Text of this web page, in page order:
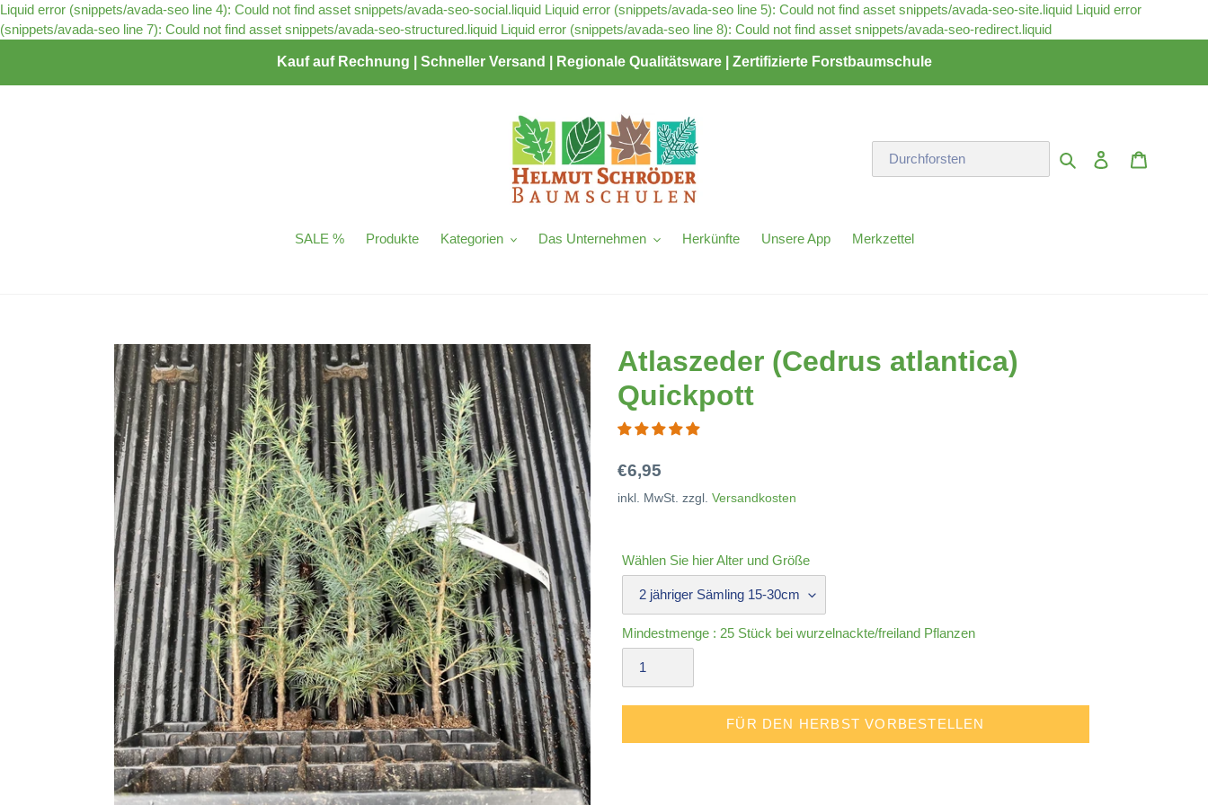
Liquid error (snippets/avada-seo line 4): Could not find asset snippets/avada-seo-social.liquid Liquid error (snippets/avada-seo line 5): Could not find asset snippets/avada-seo-site.liquid Liquid error
(snippets/avada-seo line 7): Could not find asset snippets/avada-seo-structured.liquid Liquid error (snippets/avada-seo line 8): Could not find asset snippets/avada-seo-redirect.liquidDirekt
Kauf auf Rechnung | Schneller Versand | Regionale Qualitätsware | Zertifizierte Forstbaumschule
Suchen Einloggen
SALE % Produkte Kategorien Das Unternehmen Herkünfte Unsere App Merkzettel
Atlaszeder (Cedrus atlantica)
Quickpott
Normaler
Preis
€6,95
inkl. MwSt. zzgl. Versandkosten
Wählen Sie hier Alter und Größe
Mindestmenge : 25 Stück bei wurzelnackte/freiland Pflanzen
FÜR DEN HERBST VORBESTELLEN